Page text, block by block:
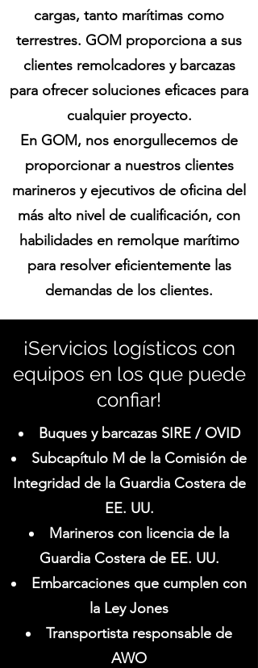
cargas, tanto marítimas como
terrestres. GOM proporciona a sus
clientes remolcadores y barcazas
para ofrecer soluciones eficaces para
cualquier proyecto.
En GOM, nos enorgullecemos de
proporcionar a nuestros clientes
marineros y ejecutivos de oficina del
más alto nivel de cualificación, con
habilidades en remolque marítimo
para resolver eficientemente las
demandas de los clientes.
¡Servicios logísticos con
equipos en los que puede
confiar!
Buques y barcazas SIRE / OVID
Subcapítulo M de la Comisión de
Integridad de la Guardia Costera de
EE. UU.
Marineros con licencia de la
Guardia Costera de EE. UU.
Embarcaciones que cumplen con
la Ley Jones
Transportista responsable de
AWO